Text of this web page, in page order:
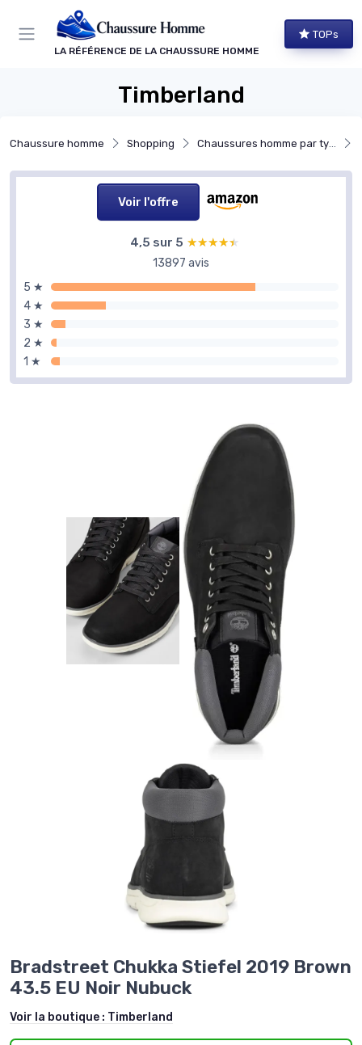
LA RÉFÉRENCE DE LA CHAUSSURE HOMME
TOPs
Timberland
Chaussure homme Shopping Chaussures homme par type
Voir l'offre
4,5 sur 5 ★★★★★
★★★★★
13897 avis
5 ★
4 ★
3 ★
2 ★
1 ★
Bradstreet Chukka Stiefel 2019 Brown
43.5 EU Noir Nubuck
Voir la boutique : Timberland
Panneau de gestion des cookies